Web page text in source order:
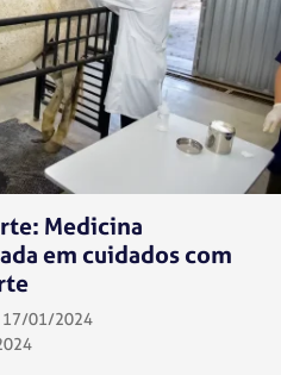
Medicina
em cuidados com
17/01/2024